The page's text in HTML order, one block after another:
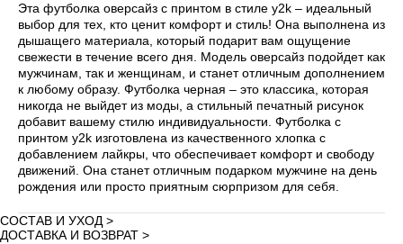
Эта футболка оверсайз с принтом в стиле y2k – идеальный
выбор для тех, кто ценит комфорт и стиль! Она выполнена из
дышащего материала, который подарит вам ощущение
свежести в течение всего дня. Модель оверсайз подойдет как
мужчинам, так и женщинам, и станет отличным дополнением
к любому образу. Футболка черная – это классика, которая
никогда не выйдет из моды, а стильный печатный рисунок
добавит вашему стилю индивидуальности. Футболка с
принтом y2k изготовлена из качественного хлопка с
добавлением лайкры, что обеспечивает комфорт и свободу
движений. Она станет отличным подарком мужчине на день
рождения или просто приятным сюрпризом для себя.
СОСТАВ И УХОД >
ДОСТАВКА И ВОЗВРАТ >